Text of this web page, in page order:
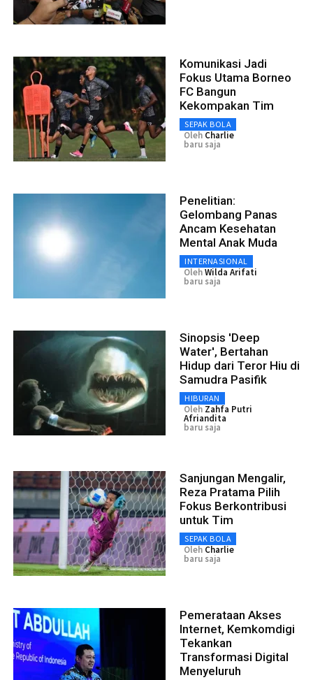
Komunikasi Jadi
Fokus Utama Borneo
FC Bangun
Kekompakan Tim
SEPAK BOLA
Oleh Charlie
baru saja
Penelitian:
Gelombang Panas
Ancam Kesehatan
Mental Anak Muda
INTERNASIONAL
OlehWilda Arifati
baru saja
Sinopsis 'Deep
Water', Bertahan
Hidup dari Teror Hiu di
Samudra Pasifik
HIBURAN
Oleh Zahfa Putri
Afriandita
baru saja
Sanjungan Mengalir,
Reza Pratama Pilih
Fokus Berkontribusi
untuk Tim
SEPAK BOLA
Oleh Charlie
baru saja
Pemerataan Akses
Internet, Kemkomdigi
Tekankan
Transformasi Digital
Menyeluruh